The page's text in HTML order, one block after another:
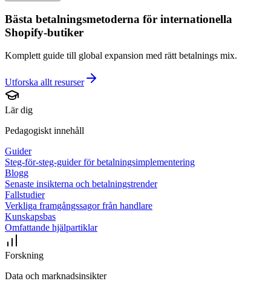
Bästa betalningsmetoderna för internationella
Shopify-butiker
Komplett guide till global expansion med rätt betalnings mix.
Utforska allt resurser
Lär dig
Pedagogiskt innehåll
Guider
Steg-för-steg-guider för betalningsimplementering
Blogg
Senaste insikterna och betalningstrender
Fallstudier
Verkliga framgångssagor från handlare
Kunskapsbas
Omfattande hjälpartiklar
Forskning
Data och marknadsinsikter